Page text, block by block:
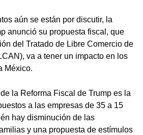
aún se están por discutir, la
anunció su propuesta fiscal, que
del Tratado de Libre Comercio de
va a tener un impacto en los
México.
la Reforma Fiscal de Trump es la
a las empresas de 35 a 15
hay disminución de las
y una propuesta de estímulos